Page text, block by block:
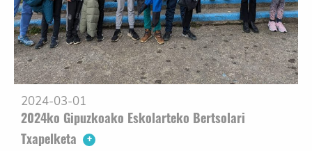
2024-03-01
2024ko Gipuzkoako Eskolarteko Bertsolari
Txapelketa